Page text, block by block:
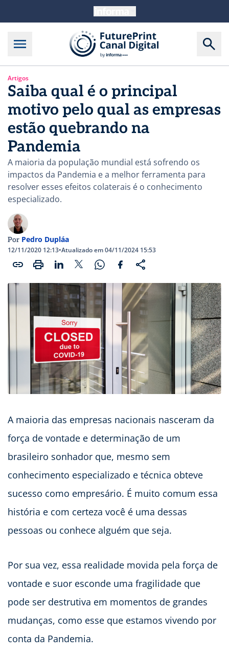
Artigos
Saiba qual é o principal
motivo pelo qual as empresas
estão quebrando na
Pandemia
A maioria da população mundial está sofrendo os
impactos da Pandemia e a melhor ferramenta para
resolver esses efeitos colaterais é o conhecimento
especializado.
Por Pedro Dupláa
12/11/2020 12:13•Atualizado em 04/11/2024 15:53
A maioria das empresas nacionais nasceram da
força de vontade e determinação de um
brasileiro sonhador que, mesmo sem
conhecimento especializado e técnica obteve
sucesso como empresário. É muito comum essa
história e com certeza você é uma dessas
pessoas ou conhece alguém que seja.
Por sua vez, essa realidade movida pela força de
vontade e suor esconde uma fragilidade que
pode ser destrutiva em momentos de grandes
mudanças, como esse que estamos vivendo por
conta da Pandemia.